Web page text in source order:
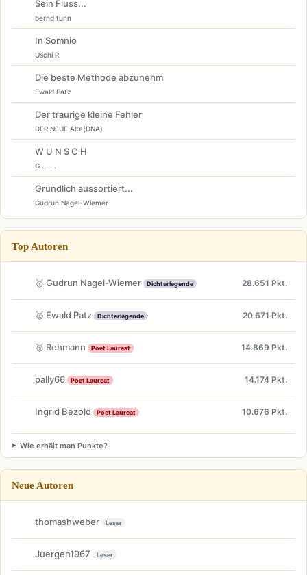
Sein Fluss...
bernd tunn
In Somnio
Uschi R.
Die beste Methode abzunehm
Ewald Patz
Der traurige kleine Fehler
DER NEUE Alte(DNA)
W U N S C H
G . . . .
Gründlich aussortiert...
Gudrun Nagel-Wiemer
Top Autoren
🥇 Gudrun Nagel-Wiemer Dichterlegende 28.651 Pkt.
🥈 Ewald Patz Dichterlegende 20.671 Pkt.
🥉 Rehmann Poet Laureat 14.869 Pkt.
pally66 Poet Laureat 14.174 Pkt.
Ingrid Bezold Poet Laureat 10.676 Pkt.
Wie erhält man Punkte?
Neue Autoren
thomashweber Leser
Juergen1967 Leser